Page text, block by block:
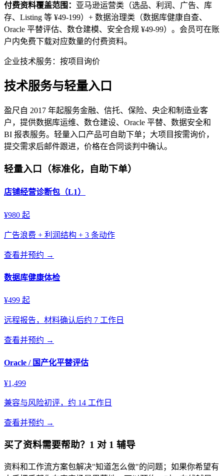
付费资料覆盖范围： 亚马逊运营类（选品、利润、广告、库
存、Listing 等 ¥49-199）+ 数据治理类（数据库健康自查、
Oracle 平替评估、数仓建模、安全合规 ¥49-99）。会员可在账
户内免费下载对应数量的付费资料。
企业技术服务：按项目询价
技术服务与轻量入口
盈尺自 2017 年起服务金融、信托、保险、央企和制造业客
户，提供数据库运维、数仓建设、Oracle 平替、数据安全和
BI 报表服务。轻量入口产品可自助下单；大项目按需询价，
提交需求后邮件跟进，价格在合同谈判中确认。
轻量入口（标准化，自助下单）
店铺经营诊断包（L1）
¥980 起
广告浪费 + 利润结构 + 3 条动作
查看并预约 →
数据库健康体检
¥499 起
远程报告，材料确认后约 7 工作日
查看并预约 →
Oracle / 国产化平替评估
¥1,499
兼容与风险初评，约 14 工作日
查看并预约 →
买了资料需要帮助？1 对 1 辅导
资料和工作流方案包解决"知道怎么做"的问题；如果你希望有